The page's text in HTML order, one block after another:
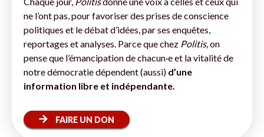
ne l’ont pas, pour favoriser des prises de conscience
politiques et le débat d’idées, par ses enquêtes,
reportages et analyses. Parce que chez Politis, on
pense que l’émancipation de chacun·e et la vitalité de
notre démocratie dépendent (aussi) d’une
information libre et indépendante.
FAIRE UN DON